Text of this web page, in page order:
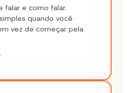
falar e como falar.
quando você
vez de começar pela